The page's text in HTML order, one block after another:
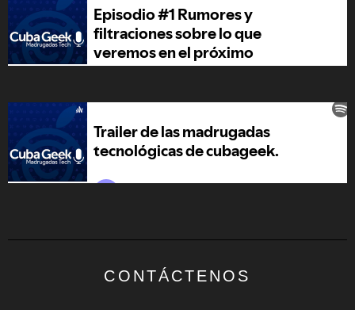
CONTÁCTENOS